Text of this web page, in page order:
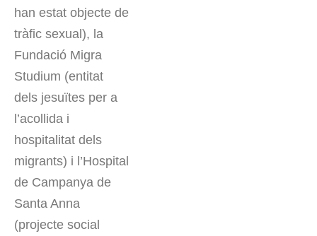
han estat objecte de
tràfic sexual), la
Fundació Migra
Studium (entitat
dels jesuïtes per a
l’acollida i
hospitalitat dels
migrants) i l’Hospital
de Campanya de
Santa Anna
(projecte social